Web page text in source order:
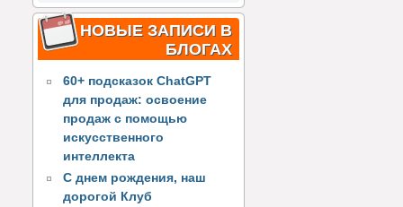
НОВЫЕ ЗАПИСИ В
БЛОГАХ
60+ подсказок ChatGPT
для продаж: освоение
продаж с помощью
искусственного
интеллекта
С днем рождения, наш
дорогой Клуб